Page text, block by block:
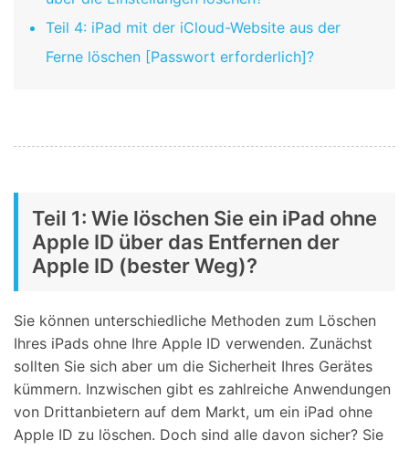
Teil 4: iPad mit der iCloud-Website aus der
Ferne löschen [Passwort erforderlich]?
Teil 1: Wie löschen Sie ein iPad ohne
Apple ID über das Entfernen der
Apple ID (bester Weg)?
Sie können unterschiedliche Methoden zum Löschen
Ihres iPads ohne Ihre Apple ID verwenden. Zunächst
sollten Sie sich aber um die Sicherheit Ihres Gerätes
kümmern. Inzwischen gibt es zahlreiche Anwendungen
von Drittanbietern auf dem Markt, um ein iPad ohne
Apple ID zu löschen. Doch sind alle davon sicher? Sie